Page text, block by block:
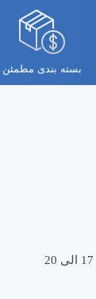
بسته بندی مطمئن